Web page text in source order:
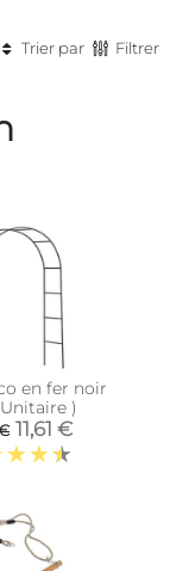
Trier par
Filtrer
en fer noir
)
11,61 €